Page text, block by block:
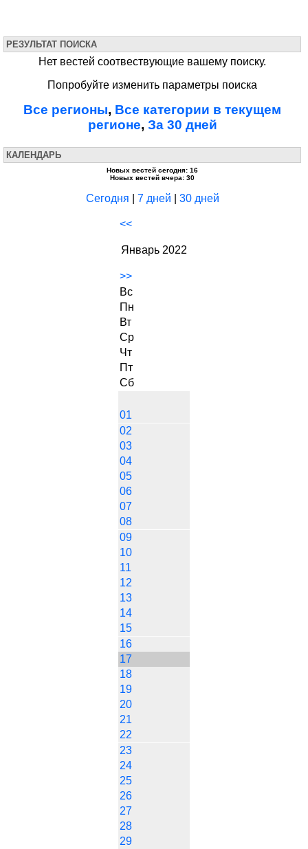
РЕЗУЛЬТАТ ПОИСКА
Нет вестей соотвествующие вашему поиску.
Попробуйте изменить параметры поиска
Все регионы, Все категории в текущем
регионе, За 30 дней
КАЛЕНДАРЬ
Новых вестей сегодня: 16
Новых вестей вчера: 30
Сегодня 7 дней 30 дней
<<
Январь 2022
>>
Вс
Пн
Вт
Ср
Чт
Пт
Сб
01
02
03
04
05
06
07
08
09
10
11
12
13
14
15
16
17
18
19
20
21
22
23
24
25
26
27
28
29